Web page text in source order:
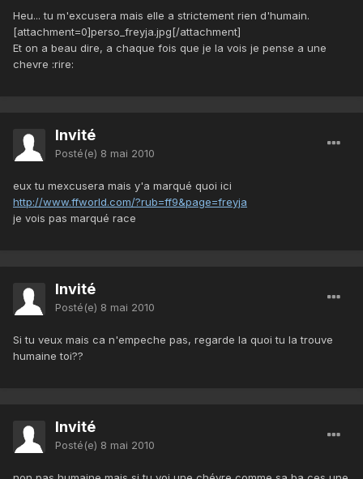
Heu... tu m'excusera mais elle a strictement rien d'humain.
[attachment=0]perso_freyja.jpg[/attachment]
Et on a beau dire, a chaque fois que je la vois je pense a une
chevre :rire:
Invité
Posté(e) 8 mai 2010
eux tu mexcusera mais y'a marqué quoi ici
http://www.ffworld.com/?rub=ff9&page=freyja
je vois pas marqué race
Invité
Posté(e) 8 mai 2010
Si tu veux mais ca n'empeche pas, regarde la quoi tu la trouve
humaine toi??
Invité
Posté(e) 8 mai 2010